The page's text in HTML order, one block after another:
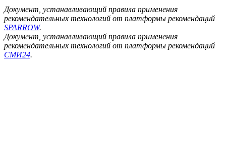
Документ, устанавливающий правила применения
рекомендательных технологий от платформы рекомендаций
SPARROW.
Документ, устанавливающий правила применения
рекомендательных технологий от платформы рекомендаций
СМИ24.